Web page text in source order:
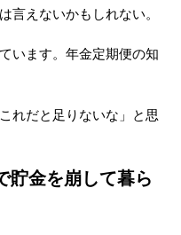
言えないかもしれない。
います。年金定期便の知
れだと足りないな」と思
貯金を崩して暮ら